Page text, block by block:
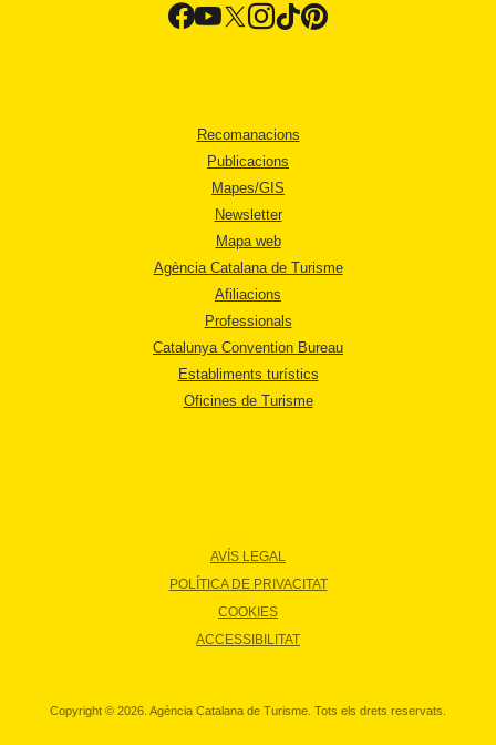
Recomanacions
Publicacions
Mapes/GIS
Newsletter
Mapa web
Agència Catalana de Turisme
Afiliacions
Professionals
Catalunya Convention Bureau
Establiments turístics
Oficines de Turisme
AVÍS LEGAL
POLÍTICA DE PRIVACITAT
COOKIES
ACCESSIBILITAT
Copyright © 2026. Agència Catalana de Turisme. Tots els drets reservats.